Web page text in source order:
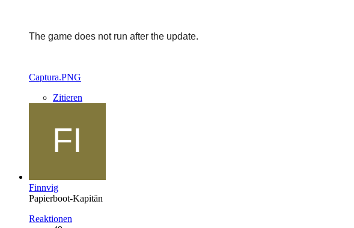
The game does not run after the update.
Captura.PNG
Zitieren
Finnvig
Papierboot-Kapitän
Reaktionen